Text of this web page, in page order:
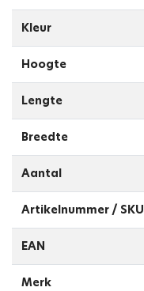
Kleur
Hoogte
Lengte
Breedte
Aantal
Artikelnummer / SKU
EAN
Merk